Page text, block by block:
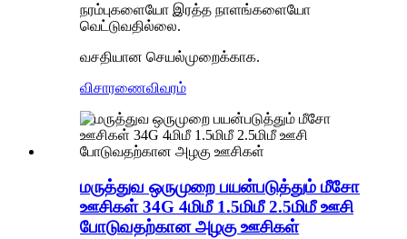
நரம்புகளையோ இரத்த நாளங்களையோ
வெட்டுவதில்லை.
வசதியான செயல்முறைக்காக.
விசாரணைவிவரம்
மருத்துவ ஒருமுறை பயன்படுத்தும் மீசோ
ஊசிகள் 34G 4மிமீ 1.5மிமீ 2.5மிமீ ஊசி
போடுவதற்கான அழகு ஊசிகள்